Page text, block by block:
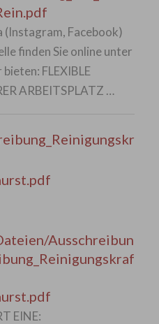
Facebook)
finden Sie online unter
FLEXIBLE
ARBEITSPLATZ …
Ausschreibun
EINE: